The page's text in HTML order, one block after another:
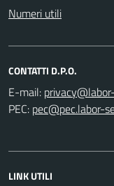
Numeri utili
CONTATTI D.P.O.
E-mail:
PEC:
LINK UTILI